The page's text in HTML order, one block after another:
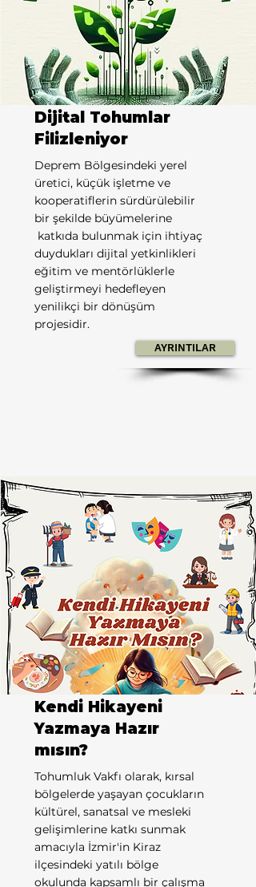
Dijital Tohumlar
Filizleniyor
Deprem Bölgesindeki yerel
üretici, küçük işletme ve
kooperatiflerin sürdürülebilir
bir şekilde büyümelerine
katkıda bulunmak için ihtiyaç
duydukları dijital yetkinlikleri
eğitim ve mentörlüklerle
geliştirmeyi hedefleyen
yenilikçi bir dönüşüm
projesidir.
AYRINTILAR
Kendi Hikayeni
Yazmaya Hazır
mısın?
Tohumluk Vakfı olarak, kırsal
bölgelerde yaşayan çocukların
kültürel, sanatsal ve mesleki
gelişimlerine katkı sunmak
amacıyla İzmir'in Kiraz
ilçesindeki yatılı bölge
okulunda kapsamlı bir çalışma